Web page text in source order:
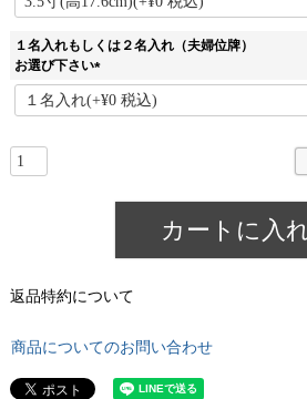
必
)
１名入れもしくは２名入れ（夫婦位牌）
お選び下さい
(
必
カートに入
返品特約について
商品についてのお問い合わせ